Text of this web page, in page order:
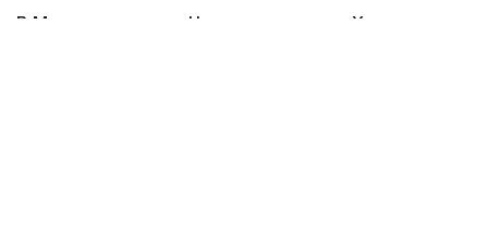
В Музее провинции Чжэцзян в городе Ханчжоу